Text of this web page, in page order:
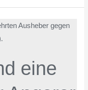
eine